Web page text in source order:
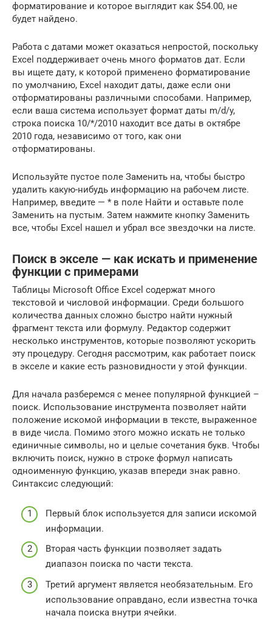
форматирование и которое выглядит как $54.00, не
будет найдено.
Работа с датами может оказаться непростой, поскольку
Excel поддерживает очень много форматов дат. Если
вы ищете дату, к которой применено форматирование
по умолчанию, Excel находит даты, даже если они
отформатированы различными способами. Например,
если ваша система использует формат даты m/d/y,
строка поиска 10/*/2010 находит все даты в октябре
2010 года, независимо от того, как они
отформатированы.
Используйте пустое поле Заменить на, чтобы быстро
удалить какую-нибудь информацию на рабочем листе.
Например, введите — * в поле Найти и оставьте поле
Заменить на пустым. Затем нажмите кнопку Заменить
все, чтобы Excel нашел и убрал все звездочки на листе.
Поиск в экселе — как искать и применение
функции с примерами
Таблицы Microsoft Office Excel содержат много
текстовой и числовой информации. Среди большого
количества данных сложно быстро найти нужный
фрагмент текста или формулу. Редактор содержит
несколько инструментов, которые позволяют ускорить
эту процедуру. Сегодня рассмотрим, как работает поиск
в экселе и какие есть разновидности у этой функции.
Для начала разберемся с менее популярной функцией –
поиск. Использование инструмента позволяет найти
положение искомой информации в тексте, выраженное
в виде числа. Помимо этого можно искать не только
единичные символы, но и целые сочетания букв. Чтобы
включить поиск, нужно в строке формул написать
одноименную функцию, указав впереди знак равно.
Синтаксис следующий:
Первый блок используется для записи искомой
информации.
Вторая часть функции позволяет задать
диапазон поиска по части текста.
Третий аргумент является необязательным. Его
использование оправдано, если известна точка
начала поиска внутри ячейки.